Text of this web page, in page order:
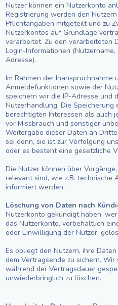
Nutzer können ein Nutzerkonto
Registrierung werden den
Pflichtangaben mitgeteilt und zu
Nutzerkontos auf Grundlage
verarbeitet. Zu den verarbeiteten
Login-Informationen
Adresse).
Im Rahmen der Inanspruchnahme
Anmeldefunktionen sowie der
speichern wir die IP-Adresse und
Nutzerhandlung. Die
berechtigten Interessen als auch
vor Missbrauch und sonstiger
Weitergabe dieser Daten an
sei denn, sie ist zur Verfolgung
oder es besteht eine gesetzliche
Die Nutzer können über
relevant sind, wie z.B. technische
informiert werden.
Löschung von Daten nach
Nutzerkonto gekündigt haben,
das Nutzerkonto, vorbehaltlich
oder Einwilligung der Nutzer,
Es obliegt den Nutzern, ihre
dem Vertragsende zu sichern.
während der Vertragsdauer
unwiederbringlich zu löschen.